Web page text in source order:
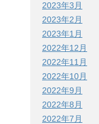
2023年3月
2023年2月
2023年1月
2022年12月
2022年11月
2022年10月
2022年9月
2022年8月
2022年7月